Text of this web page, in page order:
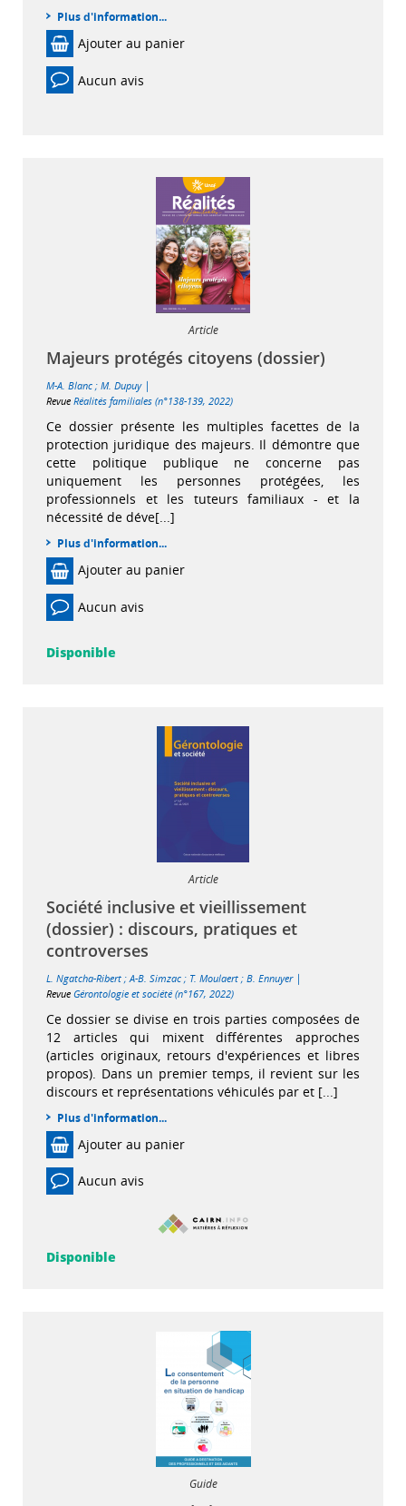
Plus d'information...
Ajouter au panier
Aucun avis
Article
Majeurs protégés citoyens (dossier)
M-A. Blanc ; M. Dupuy |
Revue Réalités familiales (n°138-139, 2022)
Ce dossier présente les multiples facettes de la
protection juridique des majeurs. Il démontre que
cette politique publique ne concerne pas
uniquement les personnes protégées, les
professionnels et les tuteurs familiaux - et la
nécessité de déve[...]
Plus d'information...
Ajouter au panier
Aucun avis
Disponible
Article
Société inclusive et vieillissement
(dossier) : discours, pratiques et
controverses
L. Ngatcha-Ribert ; A-B. Simzac ; T. Moulaert ; B. Ennuyer |
Revue Gérontologie et société (n°167, 2022)
Ce dossier se divise en trois parties composées de
12 articles qui mixent différentes approches
(articles originaux, retours d'expériences et libres
propos). Dans un premier temps, il revient sur les
discours et représentations véhiculés par et [...]
Plus d'information...
Ajouter au panier
Aucun avis
Disponible
Guide